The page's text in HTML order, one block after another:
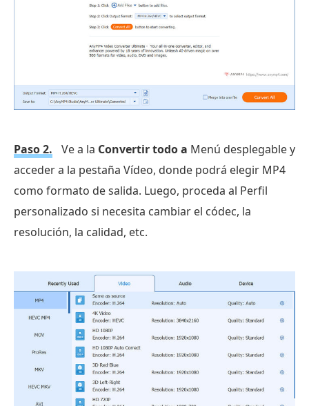
Paso 2. Ve a la Convertir todo a Menú desplegable y
acceder a la pestaña Vídeo, donde podrá elegir MP4
como formato de salida. Luego, proceda al Perfil
personalizado si necesita cambiar el códec, la
resolución, la calidad, etc.